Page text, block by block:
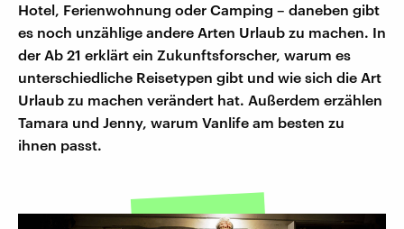
Hotel, Ferienwohnung oder Camping – daneben gibt
es noch unzählige andere Arten Urlaub zu machen. In
der Ab 21 erklärt ein Zukunftsforscher, warum es
unterschiedliche Reisetypen gibt und wie sich die Art
Urlaub zu machen verändert hat. Außerdem erzählen
Tamara und Jenny, warum Vanlife am besten zu
ihnen passt.